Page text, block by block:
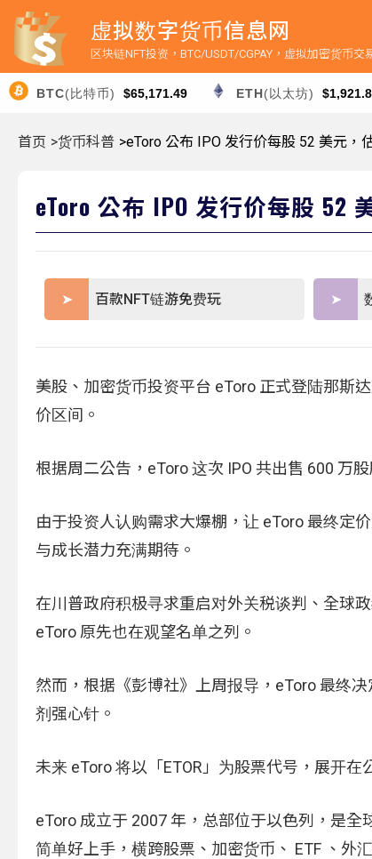
虚拟数字货币信息网
区块链NFT投资，BTC/USDT/CGPAY，虚拟加密货币交
BTC(比特币) $65,171.49 ETH(以太坊)
首页 >货币科普 >eToro 公布 IPO 发行价每股 52 美元，
eToro 公布 IPO 发行价每股 52
百款NFT链游免费玩
美股、加密货币投资平台 eToro 正式登陆那斯
价区间。
根据周二公告，eToro 这次 IPO 共出售 600 万
由于投资人认购需求大爆棚，让 eToro 最终定
与成长潜力充满期待。
在川普政府积极寻求重启对外关税谈判、全球
eToro 原先也在观望名单之列。
然而，根据《彭博社》上周报导，eToro 最终
剂强心针。
未来 eToro 将以「ETOR」为股票代号，展开在
eToro 成立于 2007 年，总部位于以色列，是
简单好上手，横跨股票、加密货币、 ETF 、外